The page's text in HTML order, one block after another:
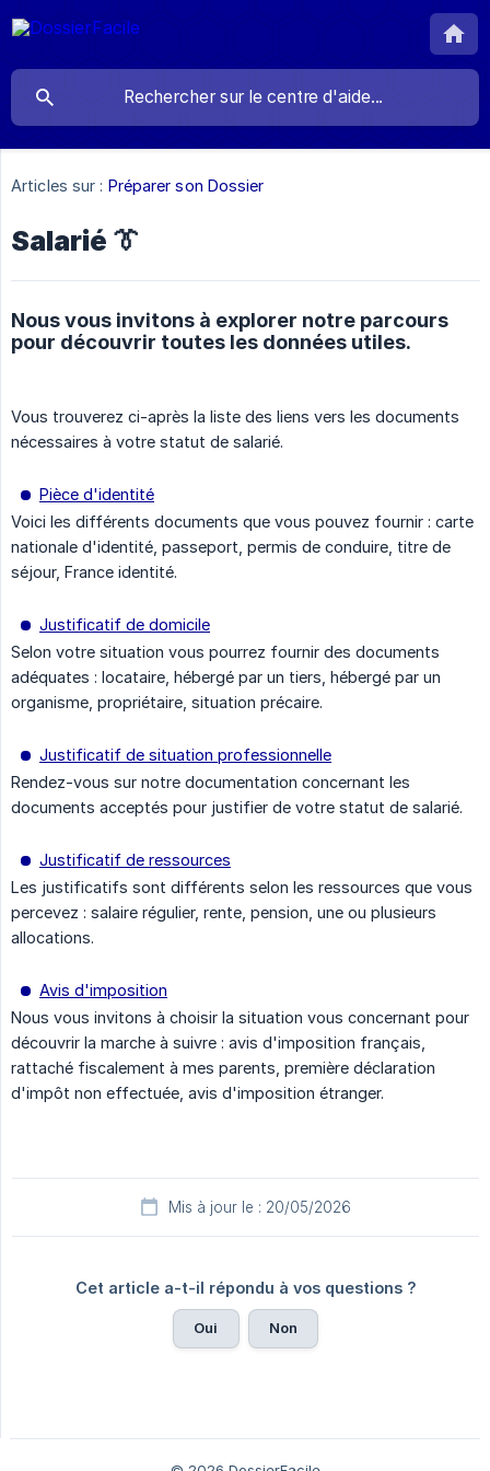
Articles sur : Préparer son Dossier
Salarié 👔
Nous vous invitons à explorer notre parcours
pour découvrir toutes les données utiles.
Vous trouverez ci-après la liste des liens vers les documents
nécessaires à votre statut de salarié.
Pièce d'identité
Voici les différents documents que vous pouvez fournir : carte
nationale d'identité, passeport, permis de conduire, titre de
séjour, France identité.
Justificatif de domicile
Selon votre situation vous pourrez fournir des documents
adéquates : locataire, hébergé par un tiers, hébergé par un
organisme, propriétaire, situation précaire.
Justificatif de situation professionnelle
Rendez-vous sur notre documentation concernant les
documents acceptés pour justifier de votre statut de salarié.
Justificatif de ressources
Les justificatifs sont différents selon les ressources que vous
percevez : salaire régulier, rente, pension, une ou plusieurs
allocations.
Avis d'imposition
Nous vous invitons à choisir la situation vous concernant pour
découvrir la marche à suivre : avis d'imposition français,
rattaché fiscalement à mes parents, première déclaration
d'impôt non effectuée, avis d'imposition étranger.
Mis à jour le : 20/05/2026
Cet article a-t-il répondu à vos questions ?
Oui Non